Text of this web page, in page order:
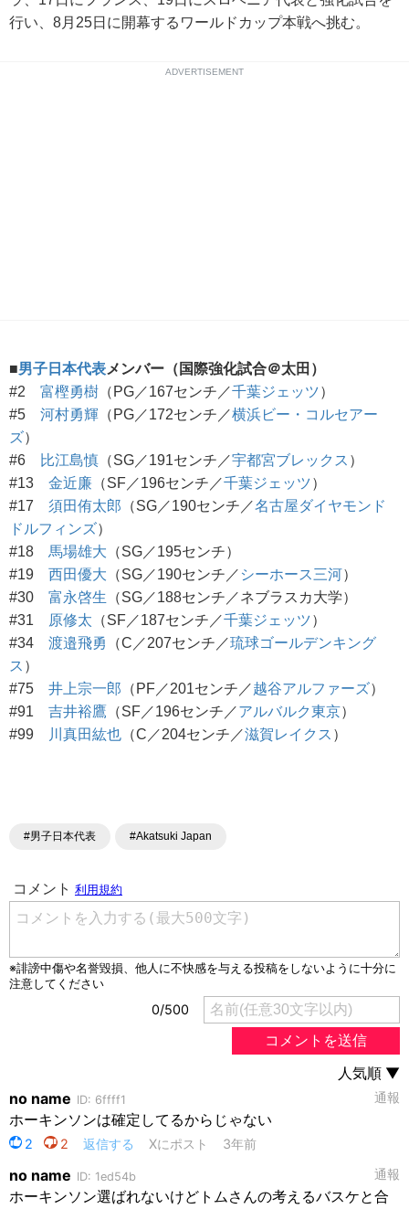
行い、8月25日に開幕するワールドカップ本戦へ挑む。
ADVERTISEMENT
■男子日本代表メンバー（国際強化試合＠太田）
#2 富樫勇樹 （PG／167センチ／千葉ジェッツ）
#5 河村勇輝 （PG／172センチ／横浜ビー・コルセアー
ズ）
#6
比江島慎 （SG／191センチ／宇都宮ブレックス ）
#13 金近廉 （SF／196センチ／千葉ジェッツ）
#17 須田侑太郎 （SG／190センチ／名古屋ダイヤモンド
ドルフィンズ）
#18 馬場雄大 （SG／195センチ）
#19 西田優大 （SG／190センチ／ シーホース三河）
#30 富永啓生 （SG／188センチ／ネブラスカ大学）
#31
原修太 （SF／187センチ／千葉ジェッツ）
#34 渡邉飛勇 （C／207センチ／琉球ゴールデンキング
ス ）
#75 井上宗一郎 （PF／201センチ／越谷アルファーズ）
#91 吉井裕鷹 （SF／196センチ／アルバルク東京）
#99
川真田紘也 （C／204センチ／滋賀レイクス ）
#男子日本代表 #Akatsuki Japan